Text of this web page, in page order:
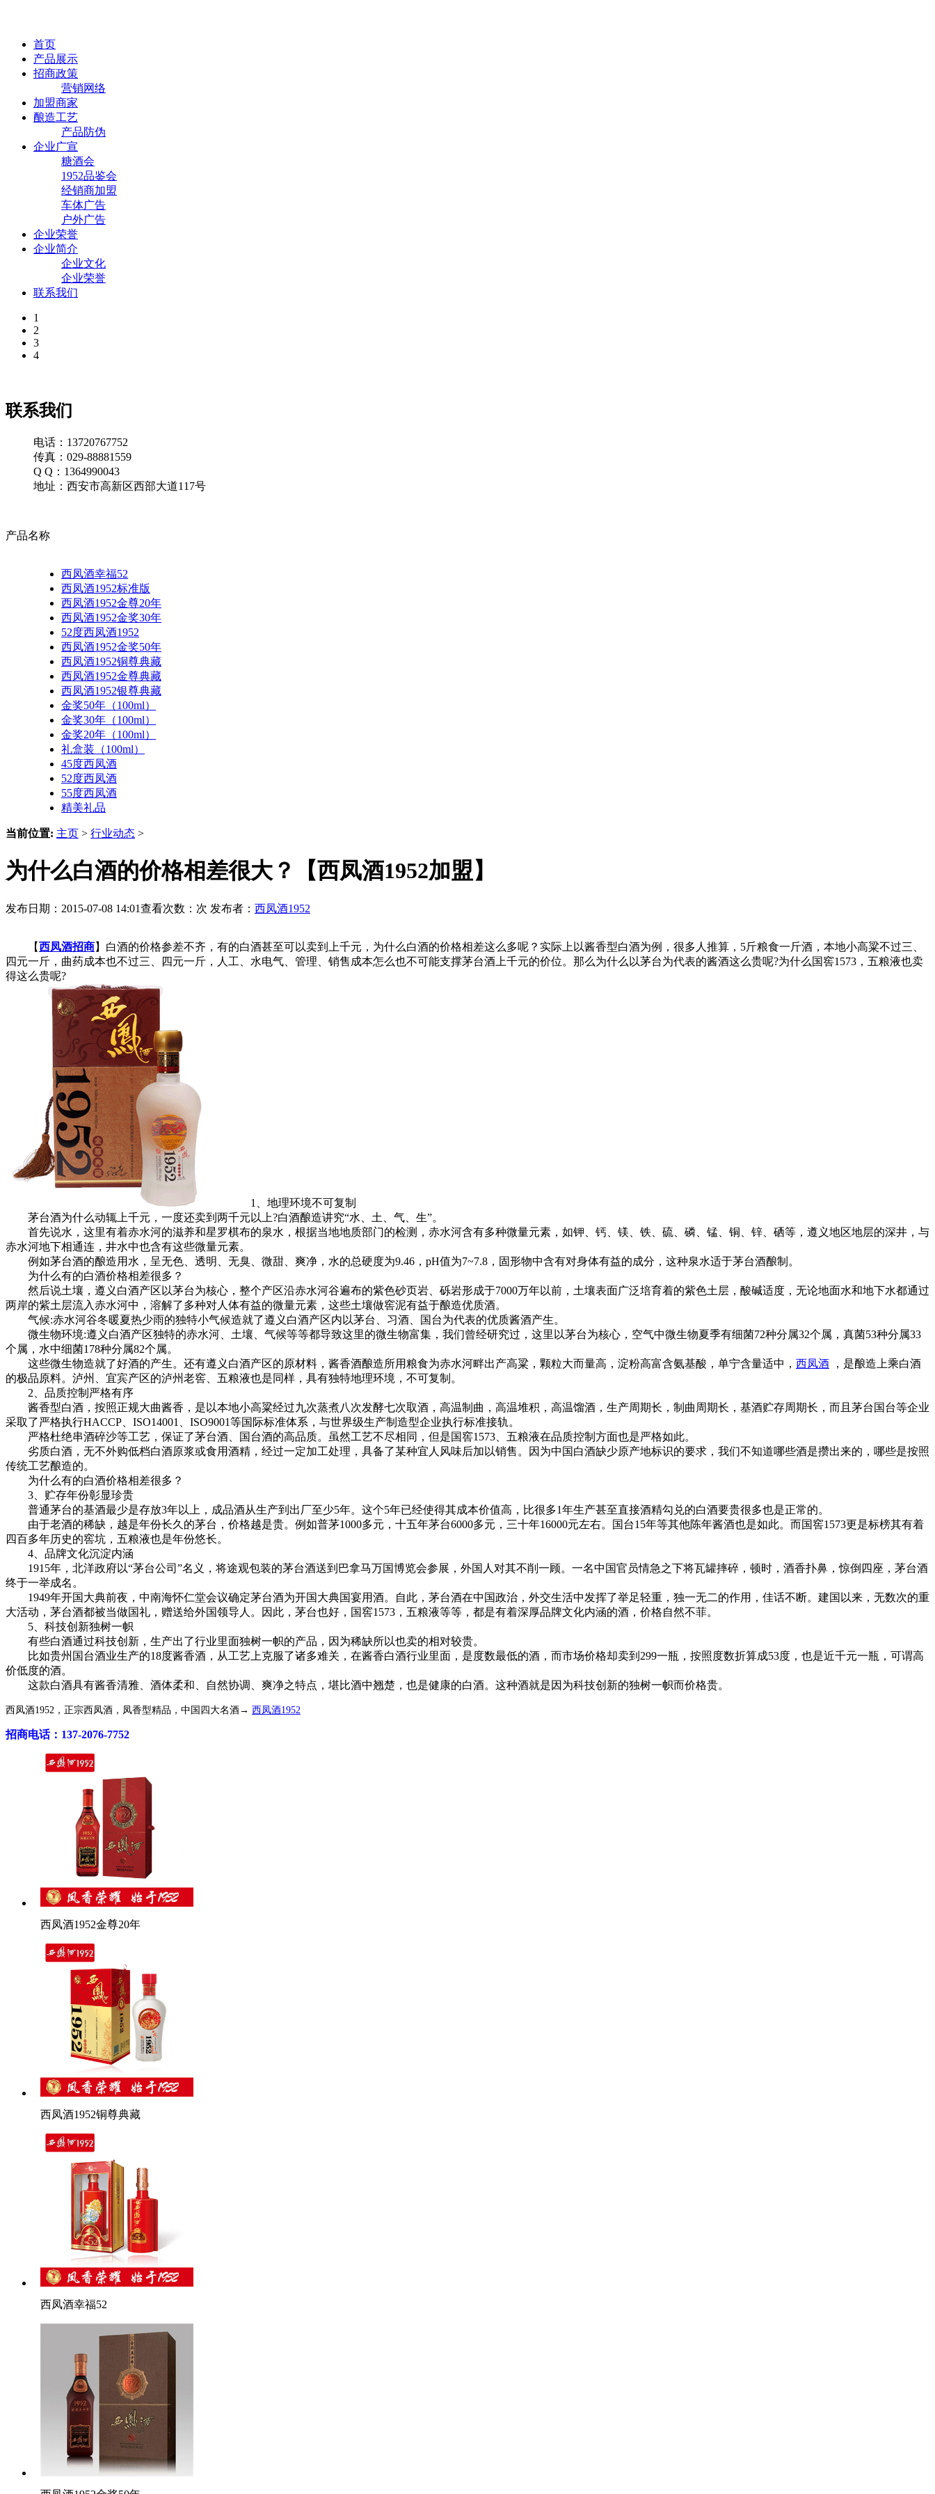
首页
产品展示
招商政策
营销网络
加盟商家
酿造工艺
产品防伪
企业广宣
糖酒会
1952品鉴会
经销商加盟
车体广告
户外广告
企业荣誉
企业简介
企业文化
企业荣誉
联系我们
1
2
3
4
联系我们
电话：13720767752
传真：029-88881559
Q Q：1364990043
地址：西安市高新区西部大道117号
产品名称
西凤酒幸福52
西凤酒1952标准版
西凤酒1952金尊20年
西凤酒1952金奖30年
52度西凤酒1952
西凤酒1952金奖50年
西凤酒1952铜尊典藏
西凤酒1952金尊典藏
西凤酒1952银尊典藏
金奖50年（100ml）
金奖30年（100ml）
金奖20年（100ml）
礼盒装（100ml）
45度西凤酒
52度西凤酒
55度西凤酒
精美礼品
当前位置: 主页 > 行业动态 >
为什么白酒的价格相差很大？【西凤酒1952加盟】
发布日期：2015-07-08 14:01查看次数： 次 发布者： 西凤酒1952
【西凤酒招商】白酒的价格参差不齐，有的白酒甚至可以卖到上千元，为什么白酒的价格相差这么多呢？实际上以酱香型白酒为例，很多人推算，5斤粮食一斤酒，本地小高粱不过三、
四元一斤，曲药成本也不过三、四元一斤，人工、水电气、管理、销售成本怎么也不可能支撑茅台酒上千元的价位。那么为什么以茅台为代表的酱酒这么贵呢?为什么国窖1573，五粮液也卖
得这么贵呢?
1、地理环境不可复制
茅台酒为什么动辄上千元，一度还卖到两千元以上?白酒酿造讲究“水、土、气、生”。
首先说水，这里有着赤水河的滋养和星罗棋布的泉水，根据当地地质部门的检测，赤水河含有多种微量元素，如钾、钙、镁、铁、硫、磷、锰、铜、锌、硒等，遵义地区地层的深井，与
赤水河地下相通连，井水中也含有这些微量元素。
例如茅台酒的酿造用水，呈无色、透明、无臭、微甜、爽净，水的总硬度为9.46，pH值为7~7.8，固形物中含有对身体有益的成分，这种泉水适于茅台酒酿制。
为什么有的白酒价格相差很多？
然后说土壤，遵义白酒产区以茅台为核心，整个产区沿赤水河谷遍布的紫色砂页岩、砾岩形成于7000万年以前，土壤表面广泛培育着的紫色土层，酸碱适度，无论地面水和地下水都通过
两岸的紫土层流入赤水河中，溶解了多种对人体有益的微量元素，这些土壤做窖泥有益于酿造优质酒。
气候:赤水河谷冬暖夏热少雨的独特小气候造就了遵义白酒产区内以茅台、习酒、国台为代表的优质酱酒产生。
微生物环境:遵义白酒产区独特的赤水河、土壤、气候等等都导致这里的微生物富集，我们曾经研究过，这里以茅台为核心，空气中微生物夏季有细菌72种分属32个属，真菌53种分属33
个属，水中细菌178种分属82个属。
这些微生物造就了好酒的产生。还有遵义白酒产区的原材料，酱香酒酿造所用粮食为赤水河畔出产高粱，颗粒大而量高，淀粉高富含氨基酸，单宁含量适中， 西凤酒 ，是酿造上乘白酒
的极品原料。泸州、宜宾产区的泸州老窖、五粮液也是同样，具有独特地理环境，不可复制。
2、品质控制严格有序
酱香型白酒，按照正规大曲酱香，是以本地小高粱经过九次蒸煮八次发酵七次取酒，高温制曲，高温堆积，高温馏酒，生产周期长，制曲周期长，基酒贮存周期长，而且茅台国台等企业
采取了严格执行HACCP、ISO14001、ISO9001等国际标准体系，与世界级生产制造型企业执行标准接轨。
严格杜绝串酒碎沙等工艺，保证了茅台酒、国台酒的高品质。虽然工艺不尽相同，但是国窖1573、五粮液在品质控制方面也是严格如此。
劣质白酒，无不外购低档白酒原浆或食用酒精，经过一定加工处理，具备了某种宜人风味后加以销售。因为中国白酒缺少原产地标识的要求，我们不知道哪些酒是攒出来的，哪些是按照
传统工艺酿造的。
为什么有的白酒价格相差很多？
3、贮存年份彰显珍贵
普通茅台的基酒最少是存放3年以上，成品酒从生产到出厂至少5年。这个5年已经使得其成本价值高，比很多1年生产甚至直接酒精勾兑的白酒要贵很多也是正常的。
由于老酒的稀缺，越是年份长久的茅台，价格越是贵。例如普茅1000多元，十五年茅台6000多元，三十年16000元左右。国台15年等其他陈年酱酒也是如此。而国窖1573更是标榜其有着
四百多年历史的窖坑，五粮液也是年份悠长。
4、品牌文化沉淀内涵
1915年，北洋政府以“茅台公司”名义，将途观包装的茅台酒送到巴拿马万国博览会参展，外国人对其不削一顾。一名中国官员情急之下将瓦罐摔碎，顿时，酒香扑鼻，惊倒四座，茅台酒
终于一举成名。
1949年开国大典前夜，中南海怀仁堂会议确定茅台酒为开国大典国宴用酒。自此，茅台酒在中国政治，外交生活中发挥了举足轻重，独一无二的作用，佳话不断。建国以来，无数次的重
大活动，茅台酒都被当做国礼，赠送给外国领导人。因此，茅台也好，国窖1573，五粮液等等，都是有着深厚品牌文化内涵的酒，价格自然不菲。
5、科技创新独树一帜
有些白酒通过科技创新，生产出了行业里面独树一帜的产品，因为稀缺所以也卖的相对较贵。
比如贵州国台酒业生产的18度酱香酒，从工艺上克服了诸多难关，在酱香白酒行业里面，是度数最低的酒，而市场价格却卖到299一瓶，按照度数折算成53度，也是近千元一瓶，可谓高
价低度的酒。
这款白酒具有酱香清雅、酒体柔和、自然协调、爽净之特点，堪比酒中翘楚，也是健康的白酒。这种酒就是因为科技创新的独树一帜而价格贵。
西凤酒1952，正宗西凤酒，凤香型精品，中国四大名酒→ 西凤酒1952
招商电话：137-2076-7752
西凤酒1952金尊20年
西凤酒1952铜尊典藏
西凤酒幸福52